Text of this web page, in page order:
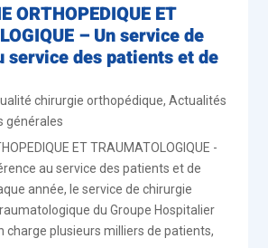
ORTHOPEDIQUE ET
– Un service de
service des patients et de
chirurgie orthopédique,Actualités
générales
ET TRAUMATOLOGIQUE -
au service des patients et de
année, le service de chirurgie
du Groupe Hospitalier
charge plusieurs milliers de patients,